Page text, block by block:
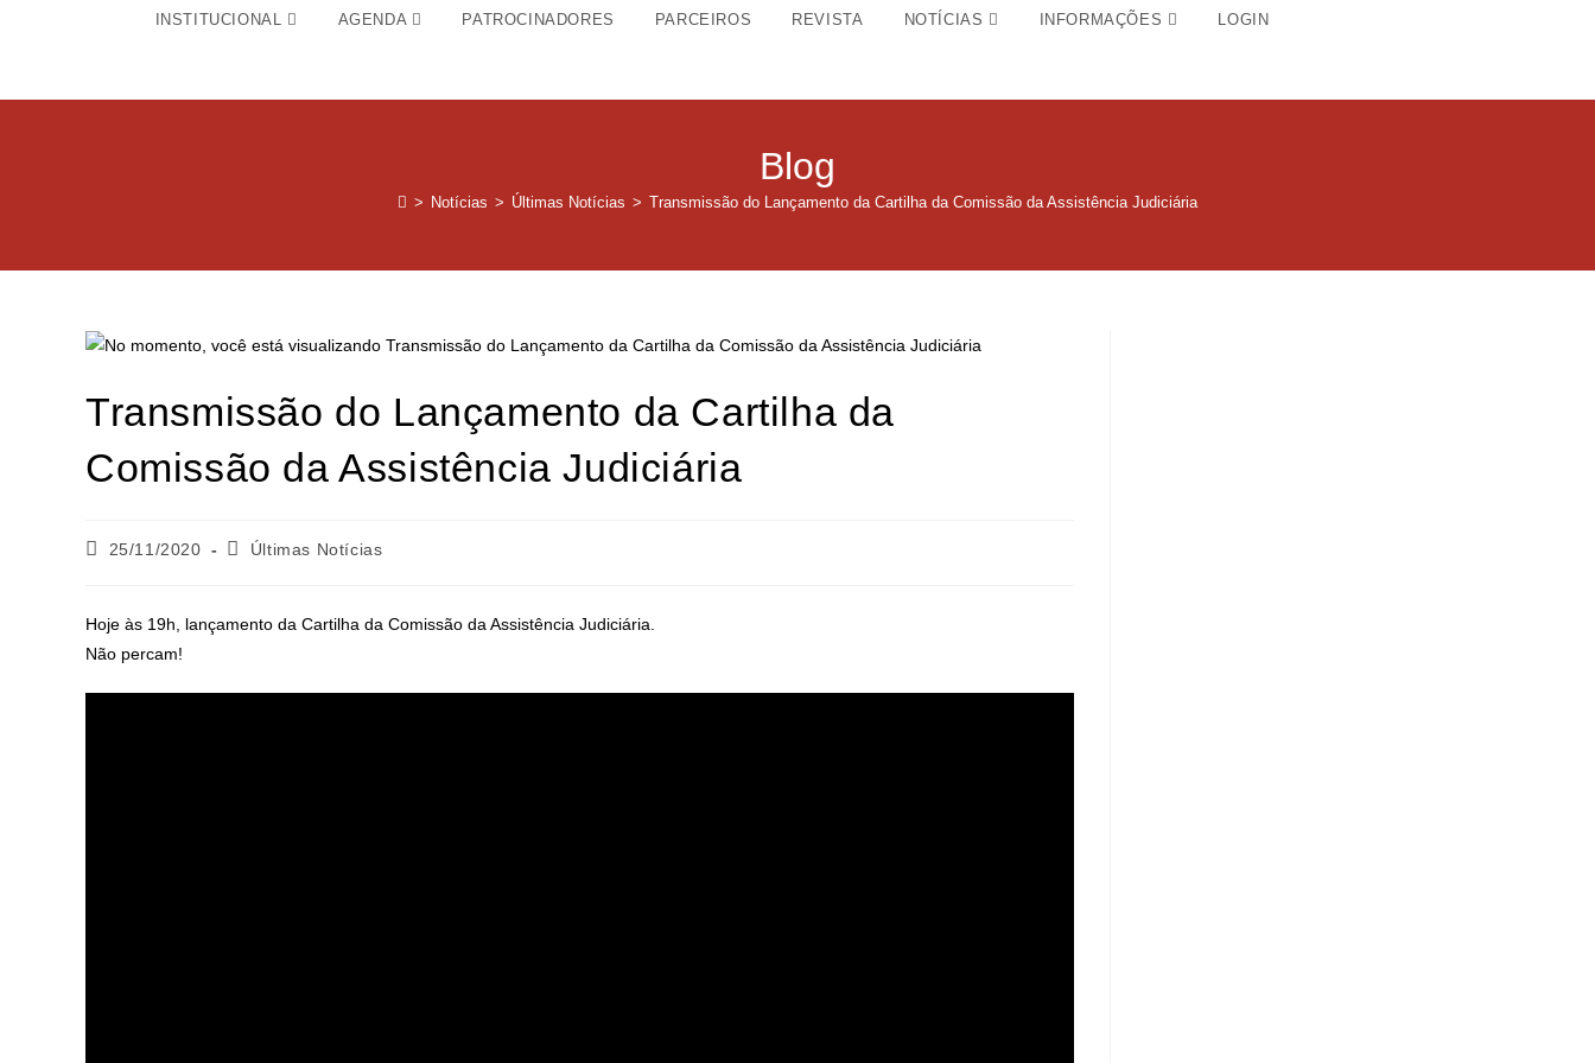
INSTITUCIONAL AGENDA PATROCINADORES PARCEIROS REVISTA NOTÍCIAS INFORMAÇÕES LOGIN
Blog
> Notícias > Últimas Notícias > Transmissão do Lançamento da Cartilha da Comissão da Assistência Judiciária
Transmissão do Lançamento da Cartilha da
Comissão da Assistência Judiciária
25/11/2020 Últimas Notícias
Hoje às 19h, lançamento da Cartilha da Comissão da Assistência Judiciária.
Não percam!